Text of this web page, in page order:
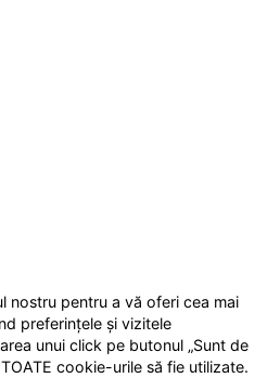
nostru pentru a vă oferi cea mai
preferințele și vizitele
unui click pe butonul „Sunt de
cookie-urile să fie utilizate.